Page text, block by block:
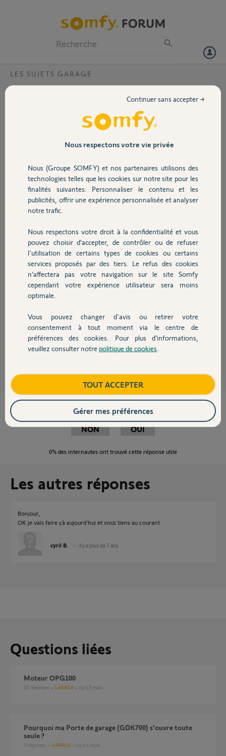
Volet
Sécurité
Domotique
Chauffage
Autres produits
Devis avec un pro
Contact
LES SUJETS GARAGE
porte de garage OPG100 qui s'ouvre toute
J'ai deux portes de garage somfy OPG100.
La porte qui donne face à la rue s'ouvre toute seule de temps en
Les voisins n'ont pas de portail ou porte de garage automatique.
Est-ce que je peux changer la fréquence des télécommandes.
Donc j'ai deux portes de garages avec 4 télécommandes
cyril B.
Participer au fil de discussion
Bonjour,
Dans votre cas, la fréquence est intrinsèque à l'automatisme, elle ne peut
Ce qu'il faut changer est le codage radio en faisant une RAZ totale puis
ajout des TC et auto apprentissage, voir votre notice.
Anonyme il y a plus de 7 ans
Cette réponse vous a-t-elle aidé ?
NON OUI
0% des internautes ont trouvé cette réponse utile
Les autres réponses
Bonjour,
OK je vais faire çà aujourd'hui et vous tiens au courant
cyril B. il y a plus de 7 ans
Questions liées
moteur OPG100
10 réponses GARAGE il y a 3 mois
Pourquoi ma Porte de garage (GDK700) s'ouvre toute
seule ?
3 réponses GARAGE il y a 4 mois
Nous respectons votre vie privée
Nous (Groupe SOMFY) et nos partenaires utilisons des
technologies telles que les cookies sur notre site pour les
finalités suivantes: Personnaliser le contenu et les
publicités, offrir une expérience personnalisée et analyser
notre trafic.
Nous respectons votre droit à la confidentialité et vous
pouvez choisir d’accepter, de contrôler ou de refuser
l'utilisation de certains types de cookies ou certains
services proposés par des tiers. Le refus des cookies
n’affectera pas votre navigation sur le site Somfy
cependant votre expérience utilisateur sera moins
optimale.
Vous pouvez changer d'avis ou retirer votre
consentement à tout moment via le centre de
préférences des cookies. Pour plus d’informations,
veuillez consulter notre politique de cookies
Continuer sans accepter →
TOUT ACCEPTER
Gérer mes préférences